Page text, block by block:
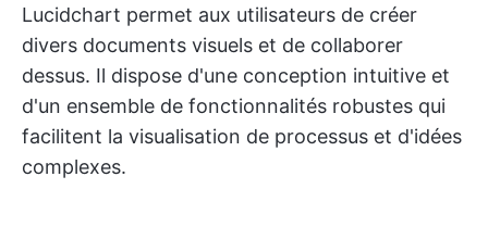
Lucidchart permet aux utilisateurs de créer
divers documents visuels et de collaborer
dessus. Il dispose d'une conception intuitive et
d'un ensemble de fonctionnalités robustes qui
facilitent la visualisation de processus et d'idées
complexes.